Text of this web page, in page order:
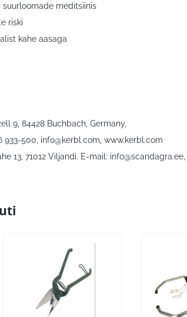
suurloomade meditsiinis
riski
kahe aasaga
9, 84428 Buchbach, Germany,
933-500, info@kerbl.com , www.kerbl.com
13, 71012 Viljandi. E-mail: info@scandagra.ee